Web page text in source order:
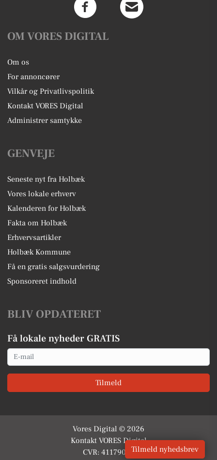
OM VORES DIGITAL
Om os
For annoncører
Vilkår og Privatlivspolitik
Kontakt VORES Digital
Administrer samtykke
GENVEJE
Seneste nyt fra Holbæk
Vores lokale erhverv
Kalenderen for Holbæk
Fakta om Holbæk
Erhvervsartikler
Holbæk Kommune
Få en gratis salgsvurdering
Sponsoreret indhold
BLIV OPDATERET
Få lokale nyheder GRATIS
Email
Tilmeld
Vores Digital © 2026
Kontakt VORES Digital
CVR: 41179082Tilmeld nyhedsbrev